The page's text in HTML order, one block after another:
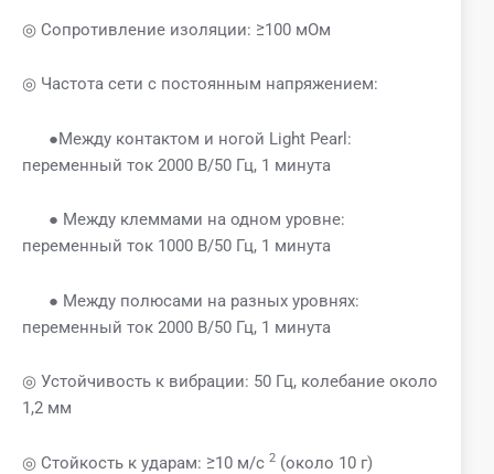
◎ Сопротивление изоляции: ≥100 мОм
◎ Частота сети с постоянным напряжением:
●Между контактом и ногой Light Pearl:
переменный ток 2000 В/50 Гц, 1 минута
● Между клеммами на одном уровне:
переменный ток 1000 В/50 Гц, 1 минута
● Между полюсами на разных уровнях:
переменный ток 2000 В/50 Гц, 1 минута
◎ Устойчивость к вибрации: 50 Гц, колебание около
1,2 мм
◎ Стойкость к ударам: ≥10 м/с 2 (около 10 г)